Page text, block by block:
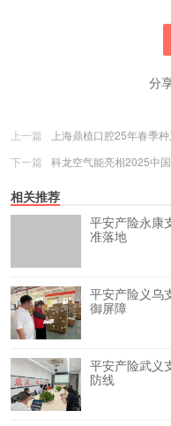
分
上一篇
上海鼎植口腔25年春季
下一篇
科龙空气能亮相2025中
相关推荐
平安产险永康
准落地
平安产险义乌
御屏障
平安产险武义
防线